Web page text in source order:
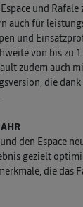
und
auch für
und
von bis zu
zudem auch
die
den Espace
gezielt
die das